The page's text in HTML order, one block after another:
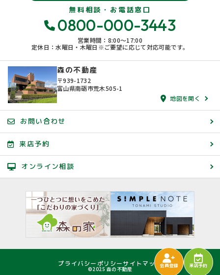
会員登録 来店予約
無料相談・お電話窓口
0800-000-3443
営業時間：8:00〜17:00
定休日：水曜日・木曜日※ご要望に応じて対応可能です。
森の不動産
〒939-1732
富山県南砺市荒木505-1
地図を開く
お問い合わせ
来店予約
オンライン相談
プライバシーポリシーサイトマップ
©2025 森の不動産